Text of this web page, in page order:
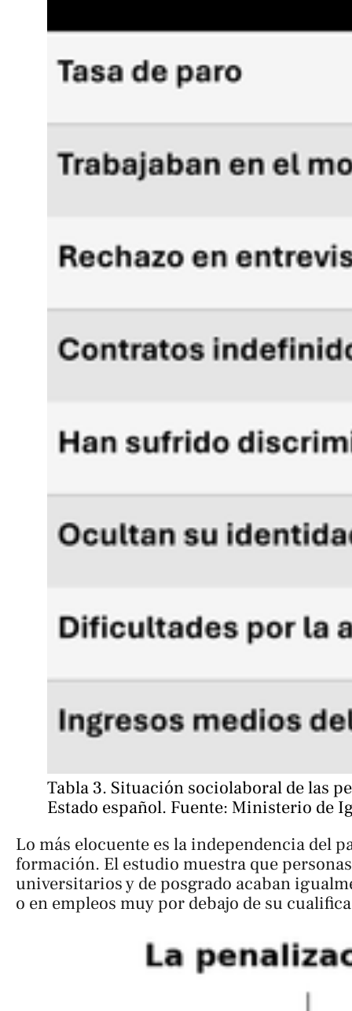
Tabla 3. Situación sociolaboral de las
Estado español. Fuente: Ministerio de
Lo más elocuente es la independencia del
formación. El estudio muestra que
universitarios y de posgrado acaban
o en empleos muy por debajo de su